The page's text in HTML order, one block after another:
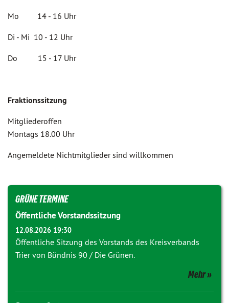
Mo 14 - 16 Uhr
Di - Mi 10 - 12 Uhr
Do 15 - 17 Uhr
Fraktionssitzung
Mitgliederoffen
Montags 18.00 Uhr
Angemeldete Nichtmitglieder sind willkommen
GRÜNE TERMINE
Öffentliche Vorstandssitzung
12.08.2026 19:30
Öffentliche Sitzung des Vorstands des Kreisverbands
Trier von Bündnis 90 / Die Grünen.
Mehr